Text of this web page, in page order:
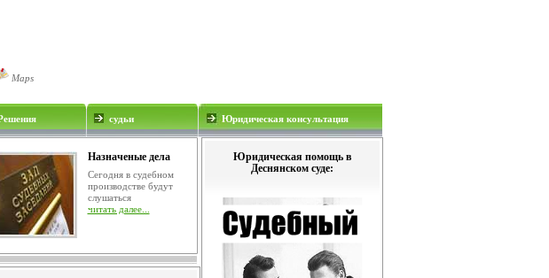
Maps
судьи Юридическая консультация
Назначеные дела
Сегодня в судебном
производстве будут
слушаться
читать далее...
Юридическая помощь в
Деснянском суде: